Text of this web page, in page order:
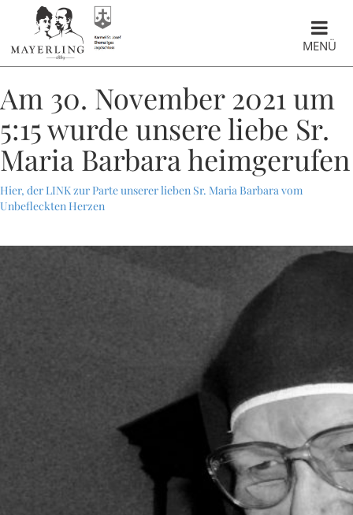
MENÜ
Am 30. November 2021 um
5:15 wurde unsere liebe Sr.
Maria Barbara heimgerufen
Hier, der LINK zur Parte unserer lieben Sr. Maria Barbara vom
Unbefleckten Herzen